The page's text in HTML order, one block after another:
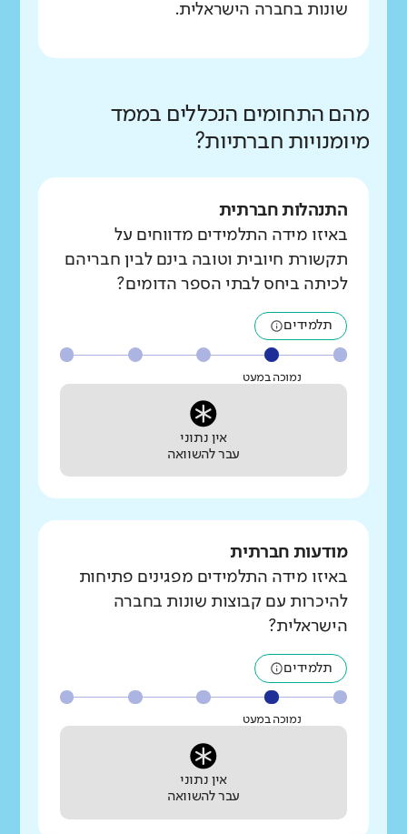
שונות בחברה הישראלית.
מהם התחומים הנכללים בממד
מיומנויות חברתיות?
התנהלות חברתית
באיזו מידה התלמידים מדווחים על
תקשורת חיובית וטובה בינם לבין חבריהם
לכיתה ביחס לבתי הספר הדומים?
תלמידים
נמוכה במעט
אין נתוני
עבר להשוואה
מודעות חברתית
באיזו מידה התלמידים מפגינים פתיחות
להיכרות עם קבוצות שונות בחברה
הישראלית?
תלמידים
נמוכה במעט
אין נתוני
עבר להשוואה